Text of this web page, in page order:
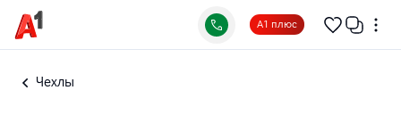
А1 плюс
Чехлы